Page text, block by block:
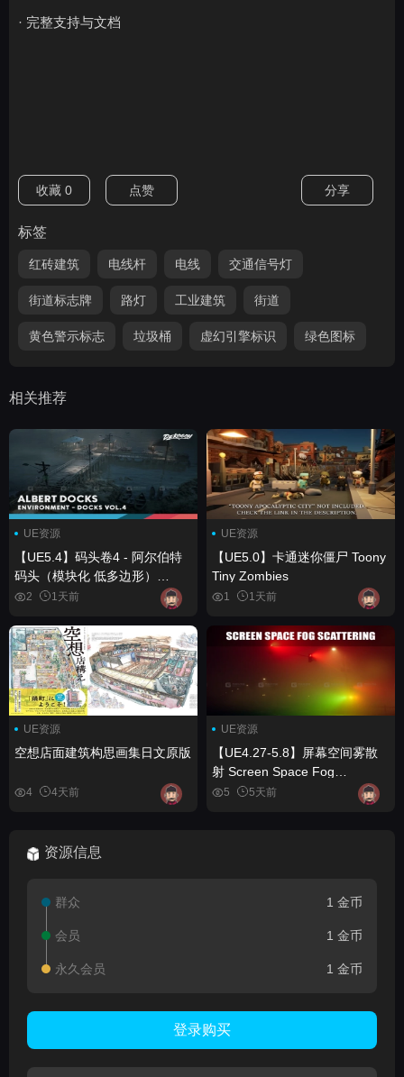
· 完整支持与文档
收藏 0 点赞 分享
标签
红砖建筑 电线杆 电线 交通信号灯
街道标志牌 路灯 工业建筑 街道
黄色警示标志 垃圾桶 虚幻引擎标识 绿色图标
相关推荐
UE资源
【UE5.4】码头卷4 - 阿尔伯特
码头（模块化 低多边形）
DOCKS VOL.4 - Albert Docks
2 1天前
UE资源
【UE5.0】卡通迷你僵尸 Toony
Tiny Zombies
1 1天前
UE资源
空想店面建筑构思画集日文原版
4 4天前
UE资源
【UE4.27-5.8】屏幕空间雾散
射 Screen Space Fog
Scattering
5 5天前
资源信息
群众 1 金币
会员 1 金币
永久会员 1 金币
登录购买